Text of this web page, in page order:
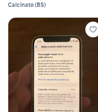
Calcinato(BS)